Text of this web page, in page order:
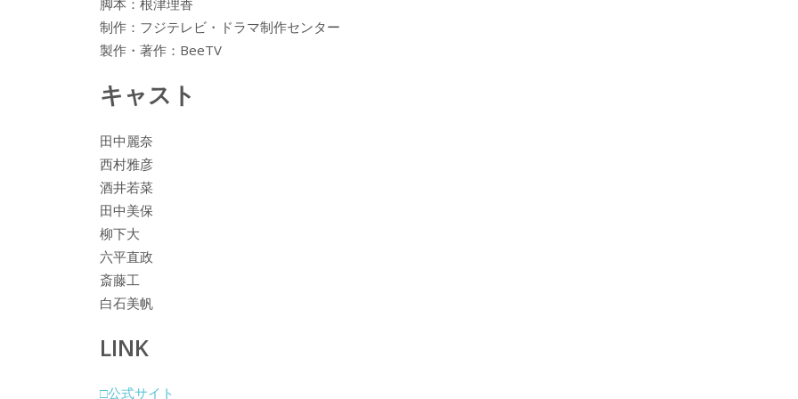
制作：フジテレビ・ドラマ制作センター
製作・著作：BeeTV
キャスト
田中麗奈
西村雅彦
酒井若菜
田中美保
柳下大
六平直政
斎藤工
白石美帆
LINK
□公式サイト